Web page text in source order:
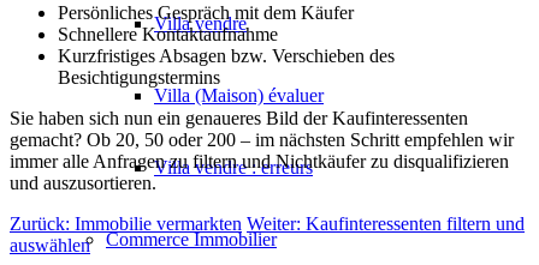
Villa vendre
Villa (Maison) évaluer
Villa vendre : erreurs
CommerceImmobilier
Persönliches Gespräch mit dem Käufer
Schnellere Kontaktaufnahme
Kurzfristiges Absagen bzw. Verschieben des
Besichtigungstermins
Sie haben sich nun ein genaueres Bild der Kaufinteressenten
gemacht? Ob 20, 50 oder 200 – im nächsten Schritt empfehlen wir
immer alle Anfragen zu filtern und Nichtkäufer zu disqualifizieren
und auszusortieren.
Zurück: Immobilie vermarkten Weiter: Kaufinteressenten filtern und
auswählen